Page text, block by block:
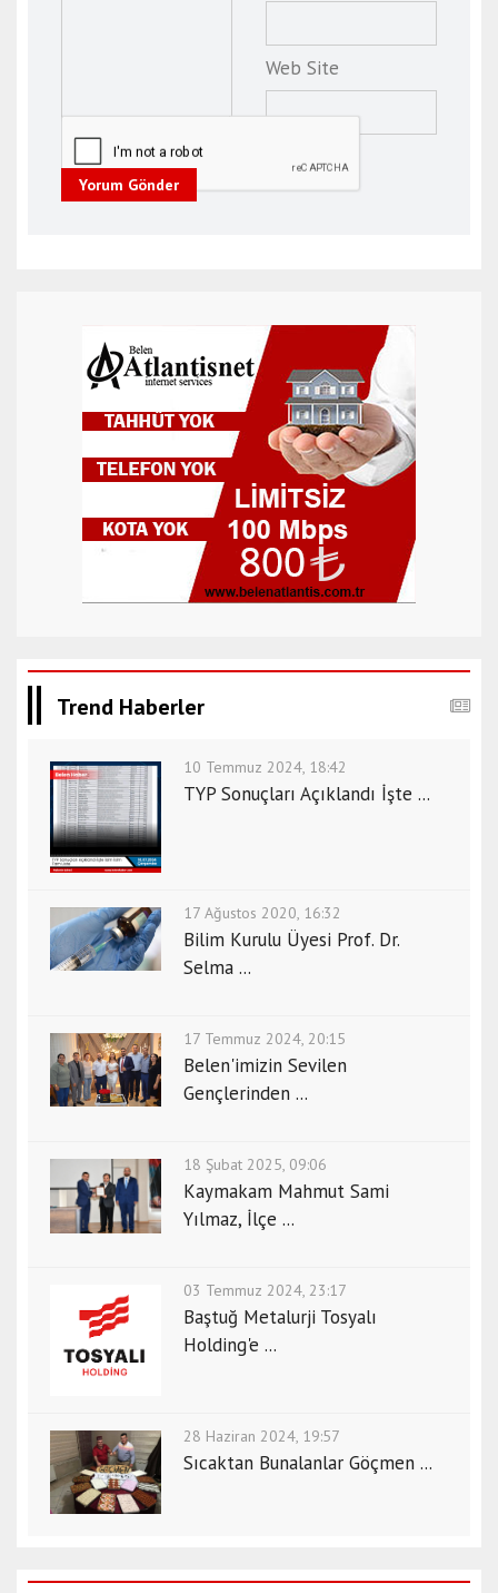
Web Site
Yorum Gönder
Trend Haberler
10 Temmuz 2024, 18:42
TYP Sonuçları Açıklandı İşte ...
17 Ağustos 2020, 16:32
Bilim Kurulu Üyesi Prof. Dr.
Selma ...
17 Temmuz 2024, 20:15
Belen'imizin Sevilen
Gençlerinden ...
18 Şubat 2025, 09:06
Kaymakam Mahmut Sami
Yılmaz, İlçe ...
03 Temmuz 2024, 23:17
Baştuğ Metalurji Tosyalı
Holding'e ...
28 Haziran 2024, 19:57
Sıcaktan Bunalanlar Göçmen ...